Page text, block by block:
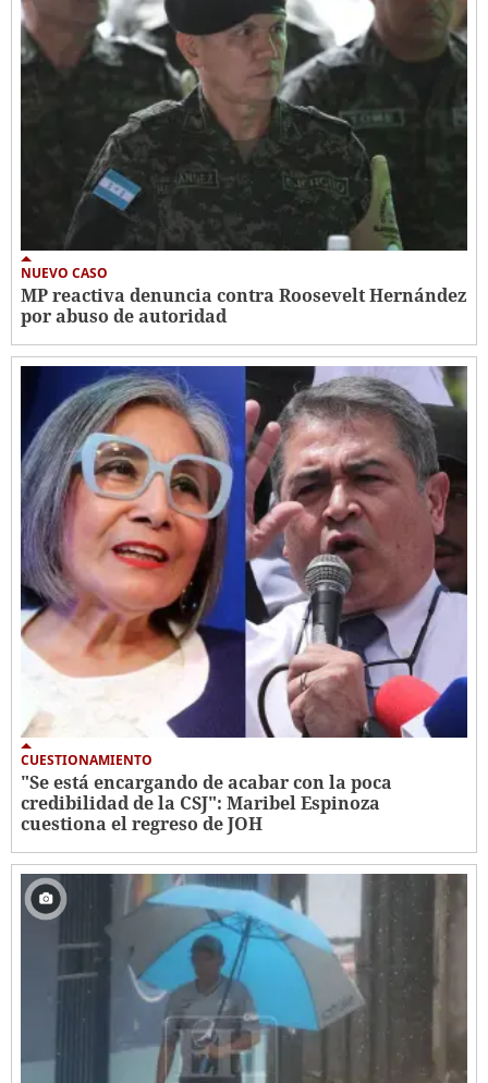
NUEVO CASO
MP reactiva denuncia contra Roosevelt Hernández
por abuso de autoridad
CUESTIONAMIENTO
"Se está encargando de acabar con la poca
credibilidad de la CSJ": Maribel Espinoza
cuestiona el regreso de JOH